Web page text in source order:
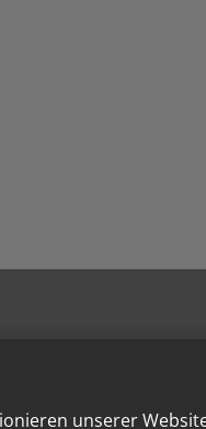
unserer